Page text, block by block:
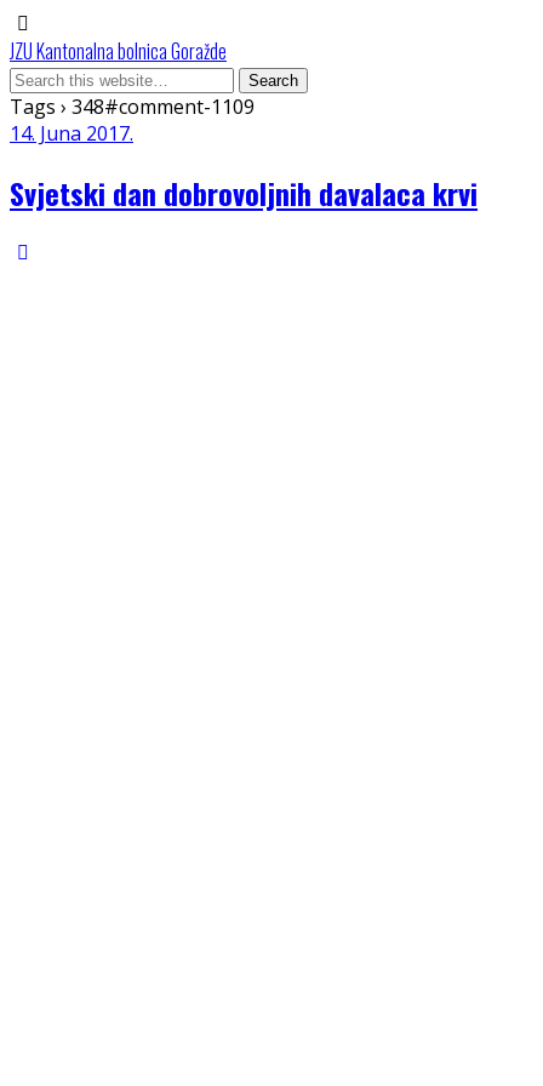
JZU Kantonalna bolnica Goražde
Tags › 348#comment-1109
14. Juna 2017.
Svjetski dan dobrovoljnih davalaca krvi